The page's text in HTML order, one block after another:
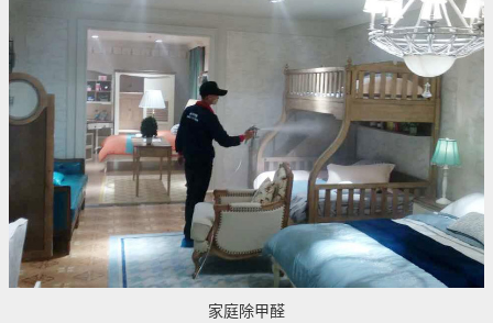
家庭除甲醛